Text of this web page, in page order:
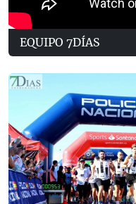
EQUIPO 7DÍAS